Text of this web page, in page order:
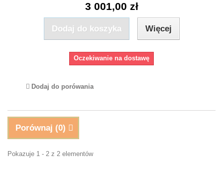
3 001,00 zł
Dodaj do koszyka Więcej
Oczekiwanie na dostawę
Dodaj do porówania
Porównaj (0)
Pokazuje 1 - 2 z 2 elementów